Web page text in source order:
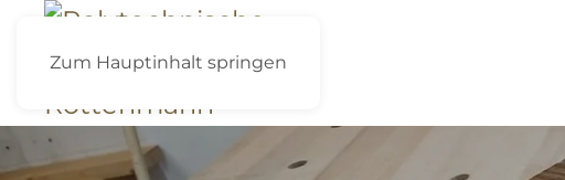
Zum Hauptinhalt springen